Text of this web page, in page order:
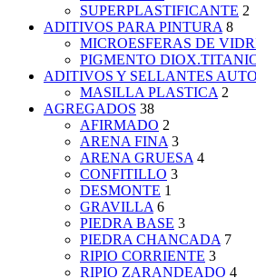
SUPERPLASTIFICANTE 2
ADITIVOS PARA PINTURA 8
MICROESFERAS DE
PIGMENTO
ADITIVOS Y SELLANTES
MASILLA PLASTICA 2
AGREGADOS 38
AFIRMADO 2
ARENA FINA 3
ARENA GRUESA 4
CONFITILLO 3
DESMONTE 1
GRAVILLA 6
PIEDRA BASE 3
PIEDRA CHANCADA 7
RIPIO CORRIENTE 3
RIPIO ZARANDEADO 4